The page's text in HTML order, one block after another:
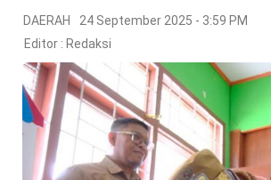
DAERAH
24 September 2025 - 3:59 PM
Editor : Redaksi